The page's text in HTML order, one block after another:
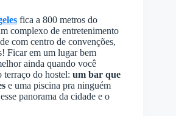
fica a 800 metros do
complexo de entretenimento
com centro de convenções,
Ficar em um lugar bem
ainda quando você
terraço do hostel: um bar que
e uma piscina pra ninguém
panorama da cidade e o